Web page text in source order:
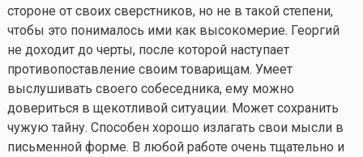
стороне от своих сверстников, но не в такой степени,
чтобы это понималось ими как высокомерие. Георгий
не доходит до черты, после которой наступает
противопоставление своим товарищам. Умеет
выслушивать своего собеседника, ему можно
довериться в щекотливой ситуации. Может сохранить
чужую тайну. Способен хорошо излагать свои мысли в
письменной форме. В любой работе очень тщательно и